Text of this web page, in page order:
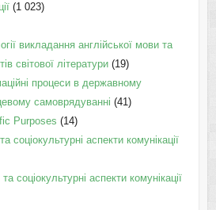
(1 023)
викладання англійської мови та
світової літератури(19)
процеси в державному
самоврядуванні (41)
Purposes (14)
та соціокультурні аспекти комунікації
та соціокультурні аспекти комунікації